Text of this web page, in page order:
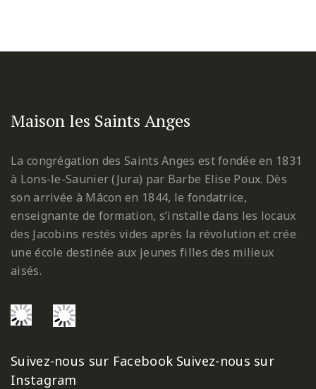
Maison les Saints Anges
La congrégation des Saints Anges est fondée en 1831
à Lons-le-Saunier (Jura) par Barbe Elise Poux. Dès
son arrivée à Mâcon en 1844, le fondatrice,
enseignante de formation, s’installe dans les locaux
des Jacobins restés vides après la révolution et crée
une école destinée aux jeunes filles des milieux
aisés.
Suivez-nous sur Facebook Suivez-nous sur
Instagram